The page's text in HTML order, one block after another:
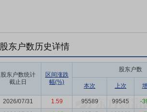
股东户数历史详情
股东户数统计
截止日
区间涨跌
幅(%)
股东户数
本次 上次
2026/07/31 1.59 95589 99545
-